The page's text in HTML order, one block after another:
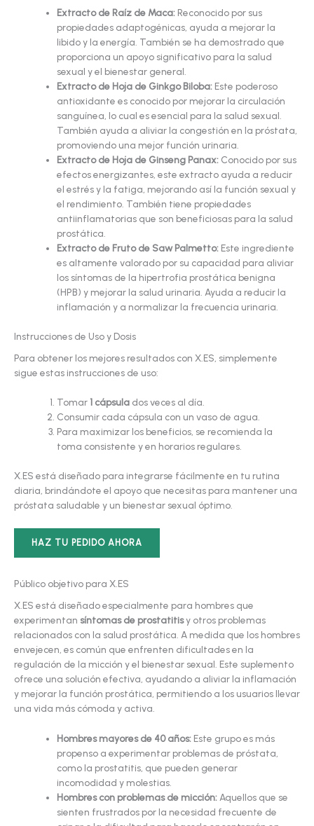
Extracto de Raíz de Maca: Reconocido por sus
propiedades adaptogénicas, ayuda a mejorar la
libido y la energía. También se ha demostrado que
proporciona un apoyo significativo para la salud
sexual y el bienestar general.
Extracto de Hoja de Ginkgo Biloba: Este poderoso
antioxidante es conocido por mejorar la circulación
sanguínea, lo cual es esencial para la salud sexual.
También ayuda a aliviar la congestión en la próstata,
promoviendo una mejor función urinaria.
Extracto de Hoja de Ginseng Panax: Conocido por sus
efectos energizantes, este extracto ayuda a reducir
el estrés y la fatiga, mejorando así la función sexual y
el rendimiento. También tiene propiedades
antiinflamatorias que son beneficiosas para la salud
prostática.
Extracto de Fruto de Saw Palmetto: Este ingrediente
es altamente valorado por su capacidad para aliviar
los síntomas de la hipertrofia prostática benigna
(HPB) y mejorar la salud urinaria. Ayuda a reducir la
inflamación y a normalizar la frecuencia urinaria.
Instrucciones de Uso y Dosis
Para obtener los mejores resultados con X.ES, simplemente
sigue estas instrucciones de uso:
Tomar 1 cápsula dos veces al día.
Consumir cada cápsula con un vaso de agua.
Para maximizar los beneficios, se recomienda la
toma consistente y en horarios regulares.
X.ES está diseñado para integrarse fácilmente en tu rutina
diaria, brindándote el apoyo que necesitas para mantener una
próstata saludable y un bienestar sexual óptimo.
HAZ TU PEDIDO AHORA
Público objetivo para X.ES
X.ES está diseñado especialmente para hombres que
experimentan síntomas de prostatitisy otros problemas
relacionados con la salud prostática. A medida que los hombres
envejecen, es común que enfrenten dificultades en la
regulación de la micción y el bienestar sexual. Este suplemento
ofrece una solución efectiva, ayudando a aliviar la inflamación
y mejorar la función prostática, permitiendo a los usuarios llevar
una vida más cómoda y activa.
Hombres mayores de 40 años: Este grupo es más
propenso a experimentar problemas de próstata,
como la prostatitis, que pueden generar
incomodidad y molestias.
Hombres con problemas de micción: Aquellos que se
sienten frustrados por la necesidad frecuente de